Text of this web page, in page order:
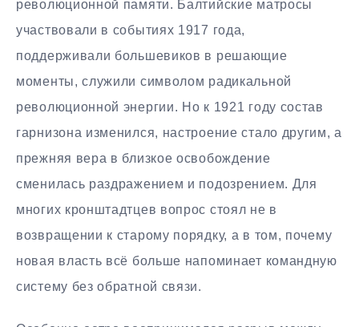
революционной памяти. Балтийские матросы
участвовали в событиях 1917 года,
поддерживали большевиков в решающие
моменты, служили символом радикальной
революционной энергии. Но к 1921 году состав
гарнизона изменился, настроение стало другим, а
прежняя вера в близкое освобождение
сменилась раздражением и подозрением. Для
многих кронштадтцев вопрос стоял не в
возвращении к старому порядку, а в том, почему
новая власть всё больше напоминает командную
систему без обратной связи.